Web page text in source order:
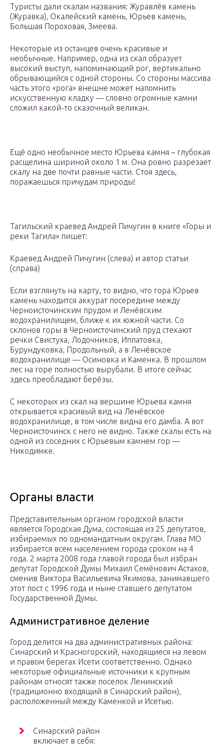
Туристы дали скалам названия: Журавлёв камень
(Журавка), Окалейский камень, Юрьев камень,
Большая Пороховая, Змеева.
Некоторые из останцев очень красивые и
необычные. Например, одна из скал образует
высокий выступ, напоминающий рог, вертикально
обрывающийся с одной стороны. Со стороны массива
часть этого «рога» внешне может напомнить
искусственную кладку — словно огромные камни
сложил какой-то сказочный великан.
Ещё одно необычное место Юрьева камня – глубокая
расщелина шириной около 1 м. Она ровно разрезает
скалу на две почти равные части. Стоя здесь,
поражаешься причудам природы!
Тагильский краевед Андрей Пичугин в книге «Горы и
реки Тагила» пишет:
Краевед Андрей Пичугин (слева) и автор статьи
(справа)
Если взглянуть на карту, то видно, что гора Юрьев
камень находится аккурат посередине между
Черноисточинским прудом и Ленёвским
водохранилищем, ближе к их южной части. Со
склонов горы в Черноисточинский пруд стекают
речки Свистуха, Лодочников, Иппатовка,
Бурундуковка, Продольный, а в Ленёвское
водохранилище — Осиновка и Каменка. В прошлом
лес на горе полностью вырубали. В итоге сейчас
здесь преобладают берёзы.
С некоторых из скал на вершине Юрьева камня
открывается красивый вид на Ленёвское
водохранилище, в том числе видна его дамба. А вот
Черноисточинск с него не видно. Также скалы есть на
одной из соседних с Юрьевым камнем гор —
Никодимке.
Органы власти
Представительным органом городской власти
является Городская Дума, состоящая из 25 депутатов,
избираемых по одномандатным округам. Глава МО
избирается всем населением города сроком на 4
года. 2 марта 2008 года главой города был избран
депутат Городской Думы Михаил Семёнович Астахов,
сменив Виктора Васильевича Якимова, занимавшего
этот пост с 1996 года и ныне ставшего депутатом
Государственной Думы.
Административное деление
Город делится на два административных района:
Синарский и Красногорский, находящиеся на левом
и правом берегах Исети соответственно. Однако
некоторые официальные источники к крупным
районам относят также поселок Ленинский
(традиционно входящий в Синарский район),
расположенный между Каменкой и Исетью.
Синарский район
включает в себя: